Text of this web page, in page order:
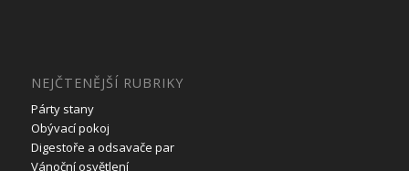
NEJČTENĚJŠÍ RUBRIKY
Párty stany
Obývací pokoj
Digestoře a odsavače par
Vánoční osvětlení